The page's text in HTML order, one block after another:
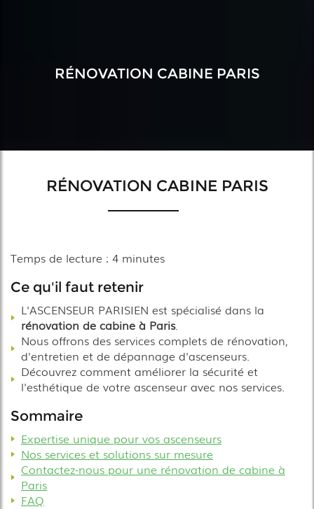
RÉNOVATION CABINE PARIS
RÉNOVATION CABINE PARIS
Temps de lecture : 4 minutes
Ce qu'il faut retenir
L'ASCENSEUR PARISIEN est spécialisé dans la
rénovation de cabine à Paris.
Nous offrons des services complets de rénovation,
d'entretien et de dépannage d'ascenseurs.
Découvrez comment améliorer la sécurité et
l'esthétique de votre ascenseur avec nos services.
Sommaire
Expertise unique pour vos ascenseurs
Nos services et solutions sur mesure
Contactez-nous pour une rénovation de cabine à
Paris
FAQ